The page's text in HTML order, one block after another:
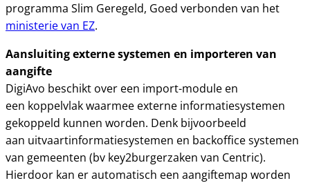
programma Slim Geregeld, Goed verbonden van het
ministerie van EZ.
Aansluiting externe systemen en importeren van
aangifte
DigiAvo beschikt over een import-module en
een koppelvlak waarmee externe informatiesystemen
gekoppeld kunnen worden. Denk bijvoorbeeld
aan uitvaartinformatiesystemen en backoffice systemen
van gemeenten (bv key2burgerzaken van Centric).
Hierdoor kan er automatisch een aangiftemap worden